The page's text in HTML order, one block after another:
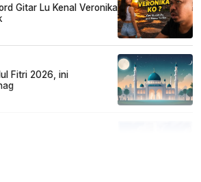
Gitar Lu Kenal Veronika
Fitri 2026, ini